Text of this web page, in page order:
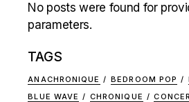
No posts were found for
parameters.
TAGS
ANACHRONIQUE BEDROOM POP
BLUE WAVE
CHRONIQUE